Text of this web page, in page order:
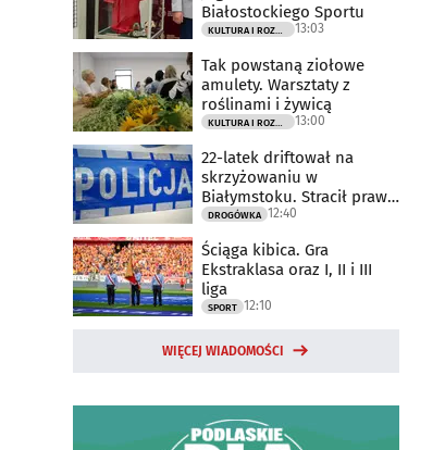
Białostockiego Sportu
13:03
Tak powstaną ziołowe
amulety. Warsztaty z
roślinami i żywicą
13:00
22-latek driftował na
skrzyżowaniu w
Białymstoku. Stracił prawo
jazdy
DROGÓWKA 12:40
Ściąga kibica. Gra
Ekstraklasa oraz I, II i III
liga
SPORT 12:10
WIĘCEJ WIADOMOŚCI